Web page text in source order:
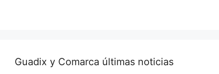
Guadix y Comarca últimas noticias